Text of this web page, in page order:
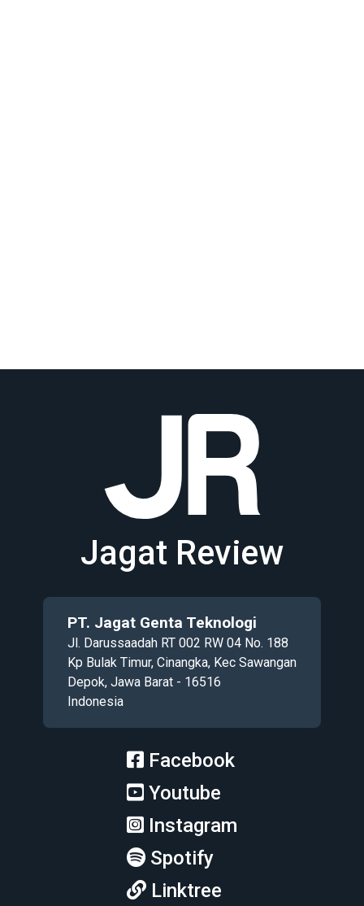
Jagat Review
PT. Jagat Genta Teknologi
Jl. Darussaadah RT 002 RW 04 No. 188
Kp Bulak Timur, Cinangka, Kec Sawangan
Depok, Jawa Barat - 16516
Indonesia
Facebook
Youtube
Instagram
Spotify
Linktree